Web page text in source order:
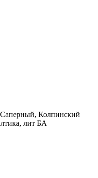
Саперный, Колпинский
лит БА